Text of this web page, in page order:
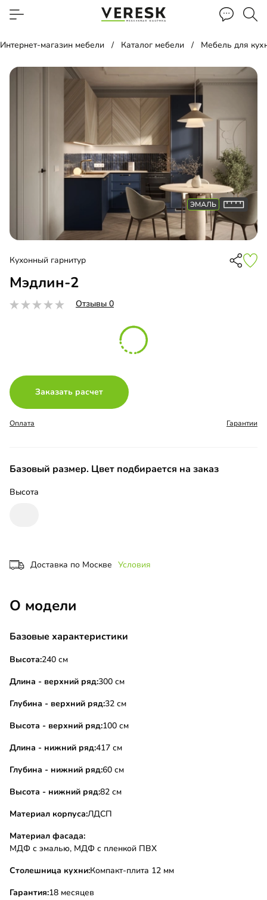
Интернет-магазин мебели Каталог мебели Мебель для
Кухонный гарнитур
Мэдлин-2
Отзывы 0
Заказать расчет
Оплата Гарантии
Базовый размер. Цвет подбирается на заказ
Высота
Доставка по Москве Условия
О модели
Базовые характеристики
Высота:240 см
Длина - верхний ряд:300 см
Глубина - верхний ряд:32 см
Высота - верхний ряд:100 см
Длина - нижний ряд:417 см
Глубина - нижний ряд:60 см
Высота - нижний ряд:82 см
Материал корпуса:ЛДСП
Материал фасада:
МДФ с эмалью, МДФ с пленкой ПВХ
Столешница кухни:Компакт-плита 12 мм
Гарантия:18 месяцев